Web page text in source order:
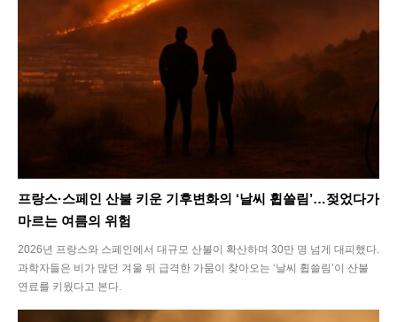
프랑스·스페인 산불 키운 기후변화의 ‘날씨 휩쓸림’…젖었다가
마르는 여름의 위험
2026년 프랑스와 스페인에서 대규모 산불이 확산하며 30만 명 넘게 대피했다.
과학자들은 비가 많던 겨울 뒤 급격한 가뭄이 찾아오는 ‘날씨 휩쓸림’이 산불
연료를 키웠다고 본다.